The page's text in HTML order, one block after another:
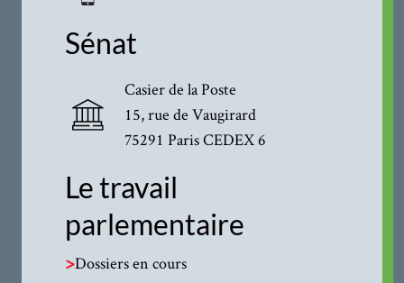
Sénat
Casier de la Poste
15, rue de Vaugirard
75291 Paris CEDEX 6
Le travail
parlementaire
>Dossiers en cours